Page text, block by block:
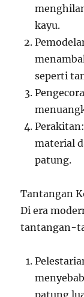
kayu.
seperti
material
patung.
Tantangan
Di era
tantangan-
patung